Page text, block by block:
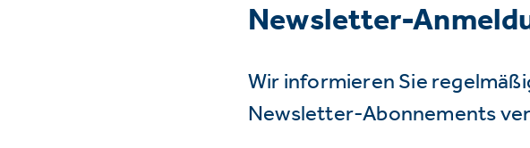
Newsletter-
Wir informieren Sie
Newsletter-Abonnements